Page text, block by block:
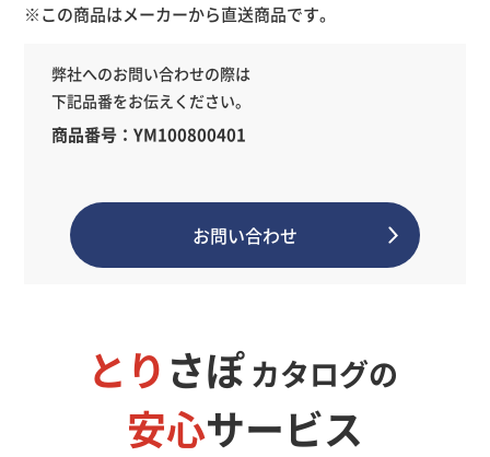
※この商品はメーカーから直送商品です。
弊社へのお問い合わせの際は
下記品番をお伝えください。
商品番号：YM100800401
お問い合わせ
とり さぽカタログの
安心サービス